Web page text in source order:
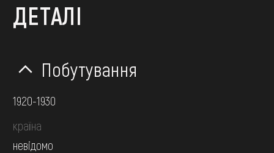
ДЕТАЛІ
Побутування
1920-1930
країна
невідомо